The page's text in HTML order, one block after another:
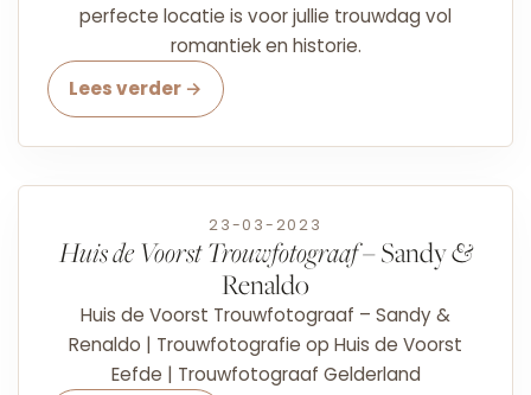
perfecte locatie is voor jullie trouwdag vol
romantiek en historie.
Lees verder →
23-03-2023
Huis de Voorst Trouwfotograaf– Sandy&
Renaldo
Huis de Voorst Trouwfotograaf – Sandy &
Renaldo | Trouwfotografie op Huis de Voorst
Eefde | Trouwfotograaf Gelderland